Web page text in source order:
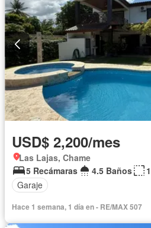
USD$ 2,200/mes
Las Lajas, Chame
5 Recámaras
4.5 Baños
Garaje
Hace 1 semana, 1 día en - RE/MAX 507